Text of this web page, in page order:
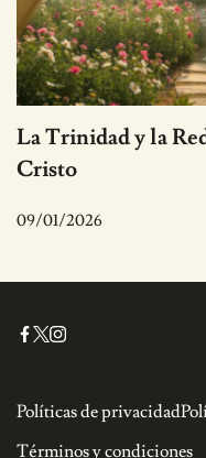
La Trinidad y la
Cristo
09/01/2026
Políticas de privacidad
Términos y condiciones